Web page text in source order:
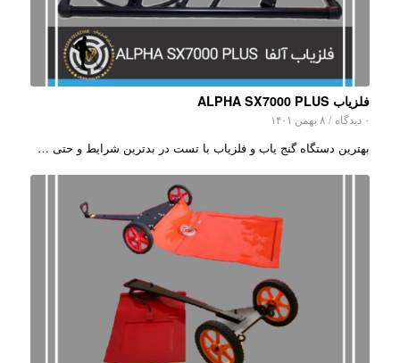
فلزیاب ALPHA SX7000 PLUS
۰ دیدگاه / ۸ بهمن ۱۴۰۱
بهترین دستگاه گنج یاب و فلزیاب با تست در بدترین شرایط و حتی …